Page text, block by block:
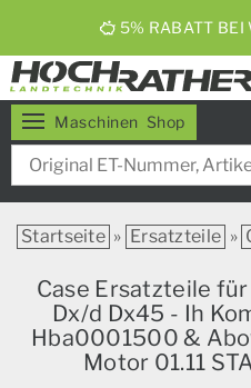
5% RABATT BEI
Maschinen Shop
Startseite » Ersatzteile »
Case Ersatzteile
Dx/d Dx45 - Ih
Hba0001500 &
Motor 01.11